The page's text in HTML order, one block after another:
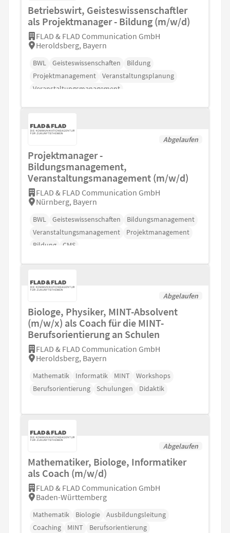
Betriebswirt, Geisteswissenschaftler
als Projektmanager - Bildung (m/w/d)
FLAD & FLAD Communication GmbH
Heroldsberg, Bayern
BWL Geisteswissenschaften
Bildung
Projektmanagement
Veranstaltungsplanung
Veranstaltungsmanagement
Abgelaufen
Projektmanager -
Bildungsmanagement,
Veranstaltungsmanagement (m/w/d)
FLAD & FLAD Communication GmbH
Nürnberg, Bayern
BWL Geisteswissenschaften
Bildungsmanagement
Veranstaltungsmanagement
Projektmanagement
Bildung
CMS
Abgelaufen
Biologe, Physiker, MINT-Absolvent
(m/w/x) als Coach für die MINT-
Berufsorientierung an Schulen
FLAD & FLAD Communication GmbH
Heroldsberg, Bayern
Mathematik Informatik MINT
Workshops
Berufsorientierung
Schulungen Didaktik
Abgelaufen
Mathematiker, Biologe, Informatiker
als Coach (m/w/d)
FLAD & FLAD Communication GmbH
Baden-Württemberg
Mathematik Biologie
Ausbildungsleitung
Coaching
MINT Berufsorientierung